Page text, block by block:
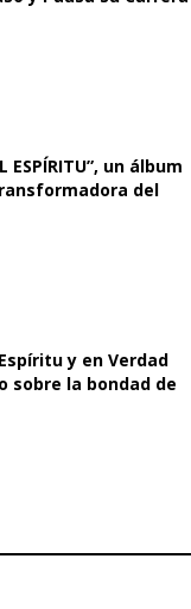
un álbum
del
y en Verdad
sobre la bondad de